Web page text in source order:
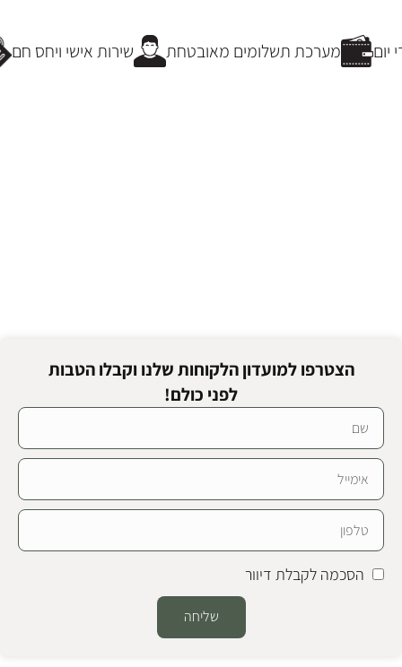
שירות אישי ויחס חם מערכת תשלומים מאובטחת
הצטרפו למועדון הלקוחות שלנו וקבלו הטבות
לפני כולם!
הסכמה לקבלת דיוור
שליחה